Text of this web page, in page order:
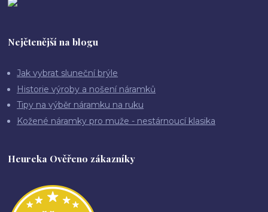
Nejčtenější na blogu
Jak vybrat sluneční brýle
Historie výroby a nošení náramků
Tipy na výběr náramku na ruku
Kožené náramky pro muže - nestárnoucí klasika
Heureka Ověřeno zákazníky